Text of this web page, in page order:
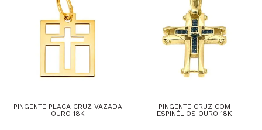
PINGENTE PLACA CRUZ VAZADA
OURO 18K
PINGENTE CRUZ COM
ESPINÉLIOS OURO 18K